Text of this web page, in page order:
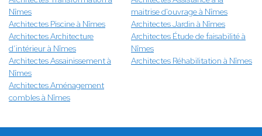
Nîmes
maitrise d'ouvrage à Nîmes
Architectes Piscine à Nîmes
Architectes Jardin à Nîmes
Architectes Architecture
d’intérieur à Nîmes
Architectes Étude de faisabilité à
Nîmes
Architectes Assainissement à
Nîmes
Architectes Réhabilitation à Nîmes
Architectes Aménagement
combles à Nîmes